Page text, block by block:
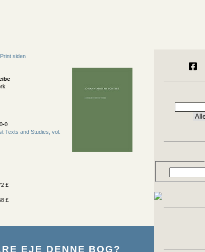
Print siden
0
Texts and Studies, vol.
£
£
EJE DENNE BOG?